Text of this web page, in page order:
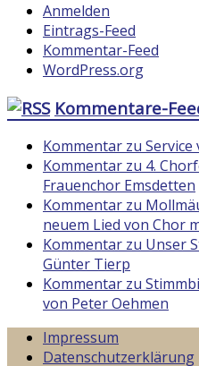
Anmelden
Eintrags-Feed
Kommentar-Feed
WordPress.org
Kommentare-
Kommentar zu
Kommentar zu 4.
Frauenchor Emsdetten
Kommentar zu
neuem Lied von Chor
Kommentar zu Unser
Günter Tierp
Kommentar zu
von Peter Oehmen
Impressum
Datenschutzerklärung